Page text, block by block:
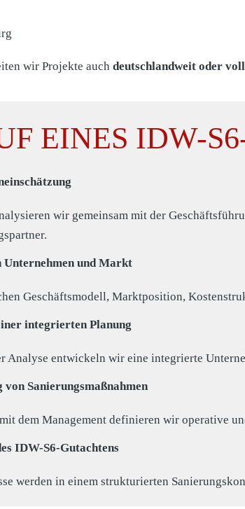
wir Projekte auch deutschlandweit oder
EINES IDW-
wir gemeinsam mit der
Unternehmen und Markt
Geschäftsmodell, Marktposition,
integrierten Planung
Analyse entwickeln wir eine integrierte
Sanierungsmaßnahmen
dem Management definieren wir operative
IDW-S6-Gutachtens
werden in einem strukturierten